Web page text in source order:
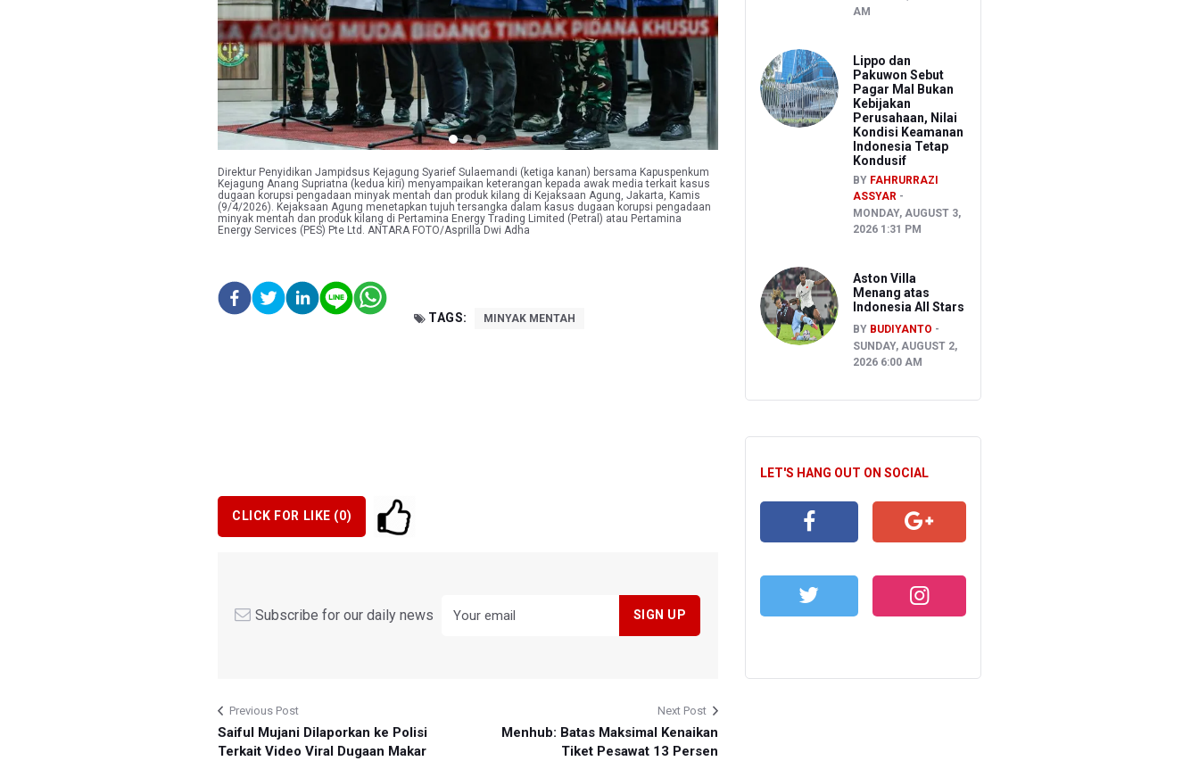
Direktur Penyidikan Jampidsus Kejagung Syarief Sulaemandi (ketiga kanan) bersama Kapuspenkum
Kejagung Anang Supriatna (kedua kiri) menyampaikan keterangan kepada awak media terkait kasus
dugaan korupsi pengadaan minyak mentah dan produk kilang di Kejaksaan Agung, Jakarta, Kamis
(9/4/2026). Kejaksaan Agung menetapkan tujuh tersangka dalam kasus dugaan korupsi pengadaan
minyak mentah dan produk kilang di Pertamina Energy Trading Limited (Petral) atau Pertamina
Energy Services (PES) Pte Ltd. ANTARA FOTO/Asprilla Dwi Adha
TAGS: MINYAK MENTAH
CLICK FOR LIKE (0)
Subscribe for our daily news
Previous Post
Saiful Mujani Dilaporkan ke Polisi
Terkait Video Viral Dugaan Makar
Next Post
Menhub: Batas Maksimal Kenaikan
Tiket Pesawat 13 Persen
AM
Lippo dan
Pakuwon Sebut
Pagar Mal Bukan
Kebijakan
Perusahaan, Nilai
Kondisi Keamanan
Indonesia Tetap
Kondusif
BY FAHRURRAZI
ASSYAR
MONDAY, AUGUST 3,
2026 1:31 PM
Aston Villa
Menang atas
Indonesia All Stars
BY BUDIYANTO
SUNDAY, AUGUST 2,
2026 6:00 AM
LET'S HANG OUT ON SOCIAL